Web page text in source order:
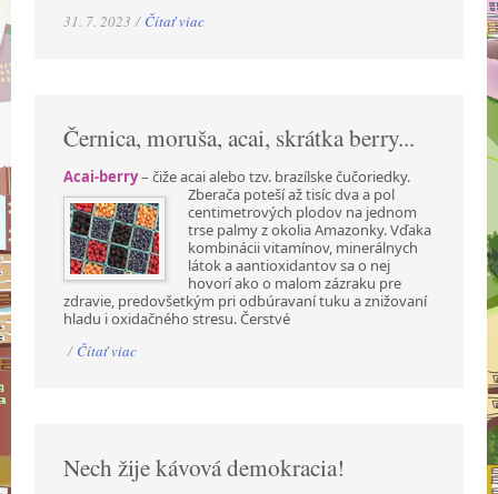
31. 7. 2023 / Čítať viac
Černica, moruša, acai, skrátka berry...
Acai-berry– čiže acai alebo tzv. brazílske čučoriedky.
Zberača poteší až tisíc dva a pol
centimetrových plodov na jednom
trse palmy z okolia Amazonky. Vďaka
kombinácii vitamínov, minerálnych
látok a aantioxidantov sa o nej
hovorí ako o malom zázraku pre
zdravie, predovšetkým pri odbúravaní tuku a znižovaní
hladu i oxidačného stresu. Čerstvé
/ Čítať viac
Nech žije kávová demokracia!